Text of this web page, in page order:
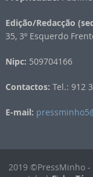
Edição/Redacção
35, 3º Esquerdo
Nipc: 509704166
Contactos: Tel.: 912
E-mail:
2019 ©PressMinho